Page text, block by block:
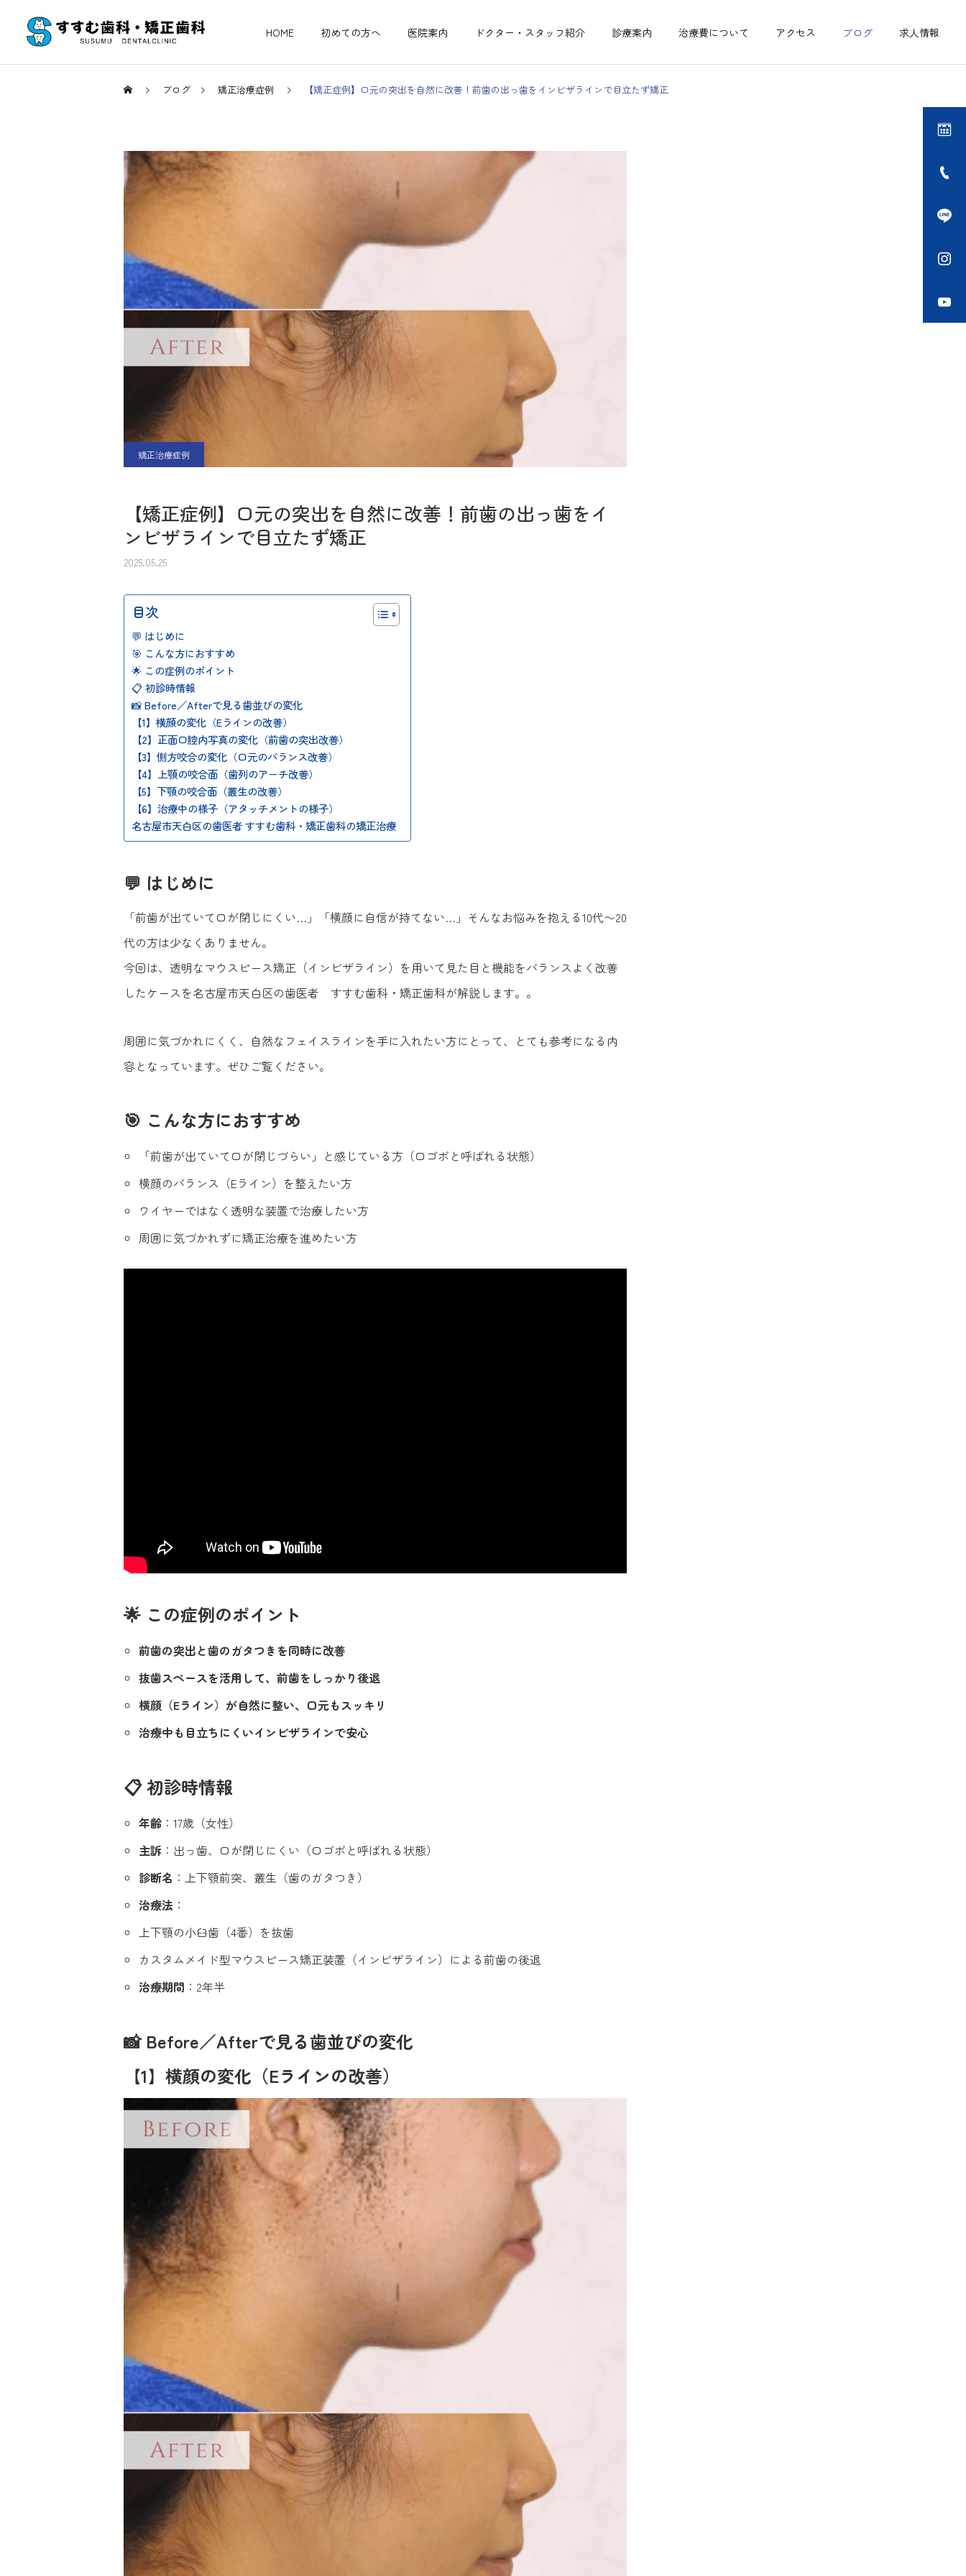
HOME 初めての方へ 医院案内 ドクター・スタッフ紹介 診療案内 治療費について アクセス ブログ 求人情報
ブログ 矯正治療症例 【矯正症例】口元の突出を自然に改善！前歯の出っ歯をインビザラインで目立たず矯正
矯正治療症例
【矯正症例】口元の突出を自然に改善！前歯の出っ歯をイ
ンビザラインで目立たず矯正
2025.05.25
目次
💬 はじめに
🎯 こんな方におすすめ
🌟 この症例のポイント
📋 初診時情報
📸 Before／Afterで見る歯並びの変化
【1】横顔の変化（Eラインの改善）
【2】正面口腔内写真の変化（前歯の突出改善）
【3】側方咬合の変化（口元のバランス改善）
【4】上顎の咬合面（歯列のアーチ改善）
【5】下顎の咬合面（叢生の改善）
【6】治療中の様子（アタッチメントの様子）
名古屋市天白区の歯医者 すすむ歯科・矯正歯科の矯正治療
💬 はじめに
「前歯が出ていて口が閉じにくい…」「横顔に自信が持てない…」そんなお悩みを抱える10代〜20
代の方は少なくありません。
今回は、透明なマウスピース矯正（インビザライン）を用いて見た目と機能をバランスよく改善
したケースを名古屋市天白区の歯医者 すすむ歯科・矯正歯科が解説します。。
周囲に気づかれにくく、自然なフェイスラインを手に入れたい方にとって、とても参考になる内
容となっています。ぜひご覧ください。
🎯 こんな方におすすめ
「前歯が出ていて口が閉じづらい」と感じている方（口ゴボと呼ばれる状態）
横顔のバランス（Eライン）を整えたい方
ワイヤーではなく透明な装置で治療したい方
周囲に気づかれずに矯正治療を進めたい方
🌟 この症例のポイント
前歯の突出と歯のガタつきを同時に改善
抜歯スペースを活用して、前歯をしっかり後退
横顔（Eライン）が自然に整い、口元もスッキリ
治療中も目立ちにくいインビザラインで安心
📋 初診時情報
年齢：17歳（女性）
主訴：出っ歯、口が閉じにくい（口ゴボと呼ばれる状態）
診断名 ：上下顎前突、叢生（歯のガタつき）
治療法 ：
上下顎の小臼歯（4番）を抜歯
カスタムメイド型マウスピース矯正装置（インビザライン）による前歯の後退
治療期間 ：2年半
📸 Before／Afterで見る歯並びの変化
【1】横顔の変化（Eラインの改善）